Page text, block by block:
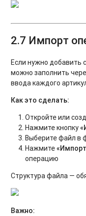
2.7 Импорт
Если нужно добавить
можно заполнить
ввода каждого
Как это сделать:
Откройте или
Нажмите кнопку
Выберите файл в
Нажмите
операцию
Структура файла —
Важно: